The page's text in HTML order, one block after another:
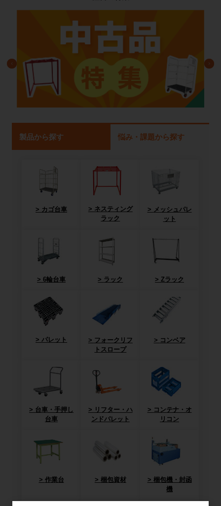
製品から探す 悩み・課題から探す
カゴ台車
ネスティング
ラック
メッシュパレ
ット
6輪台車 ラック Zラック
パレット
フォークリフ
トスロープ
コンベア
台車・手押し
台車
リフター・ハ
ンドパレット
コンテナ・オ
リコン
作業台 梱包資材
梱包機・封函
機